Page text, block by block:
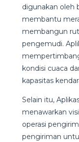
digunakan oleh
membantu
membangun
pengemudi.
kondisi cuaca
kapasitas
Selain itu,
menawarkan
operasi
pengiriman